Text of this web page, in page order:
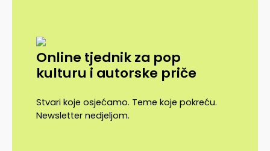
Online tjednik za pop
kulturu i autorske priče
Stvari koje osjećamo. Teme koje pokreću.
Newsletter nedjeljom.